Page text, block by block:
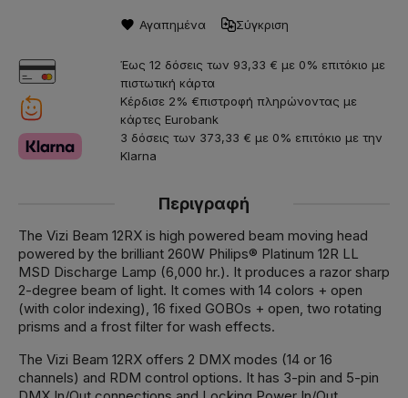
Αγαπημένα Σύγκριση
Έως 12 δόσεις των 93,33 € με 0% επιτόκιο με
πιστωτική κάρτα
Κέρδισε 2% €πιστροφή πληρώνοντας με
κάρτες Eurobank
3 δόσεις των 373,33 € με 0% επιτόκιο με την
Klarna
Περιγραφή
The Vizi Beam 12RX is high powered beam moving head
powered by the brilliant 260W Philips® Platinum 12R LL
MSD Discharge Lamp (6,000 hr.). It produces a razor sharp
2-degree beam of light. It comes with 14 colors + open
(with color indexing), 16 fixed GOBOs + open, two rotating
prisms and a frost filter for wash effects.
The Vizi Beam 12RX offers 2 DMX modes (14 or 16
channels) and RDM control options. It has 3-pin and 5-pin